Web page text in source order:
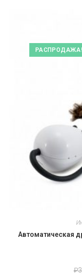
РАСПРОДАЖА!
Автоматическая
₽